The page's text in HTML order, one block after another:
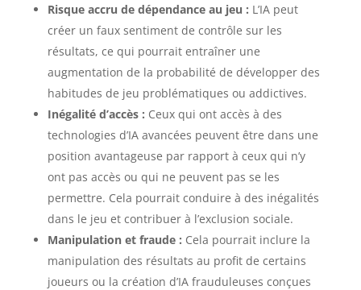
Risque accru de dépendance au jeu : L’IA peut
créer un faux sentiment de contrôle sur les
résultats, ce qui pourrait entraîner une
augmentation de la probabilité de développer des
habitudes de jeu problématiques ou addictives.
Inégalité d’accès : Ceux qui ont accès à des
technologies d’IA avancées peuvent être dans une
position avantageuse par rapport à ceux qui n’y
ont pas accès ou qui ne peuvent pas se les
permettre. Cela pourrait conduire à des inégalités
dans le jeu et contribuer à l’exclusion sociale.
Manipulation et fraude : Cela pourrait inclure la
manipulation des résultats au profit de certains
joueurs ou la création d’IA frauduleuses conçues